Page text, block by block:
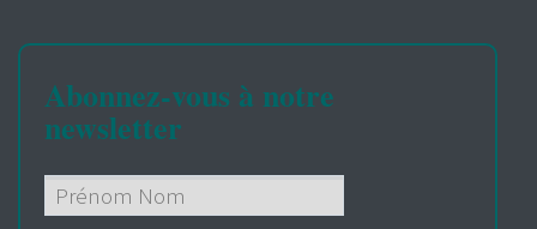
Abonnez-vous à notre
newsletter